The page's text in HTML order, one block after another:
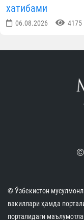
хатибами
06.08.2026 4175
© Ўзбекистон
вакиллари ҳамда
порталидаги